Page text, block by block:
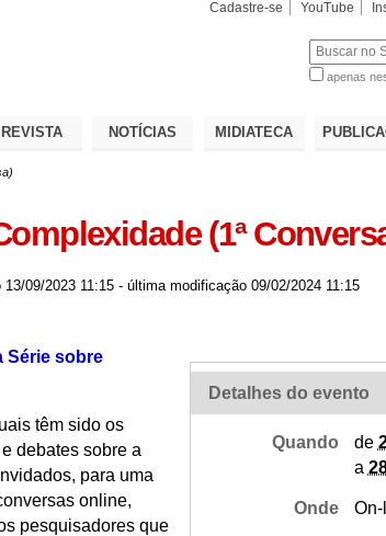
Cadastre-se YouTube
apenas
REVISTA NOTÍCIAS MIDIATECA
(1ª
13/09/2023 11:15 - última modificação09/02/2024 11:15
Detalhes do evento
Quando de
a
Onde
Série sobre
têm sido os
debates sobre a
para uma
online,
pesquisadores que